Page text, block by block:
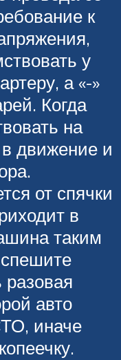
к
у
а «-»
Когда
на
в движение и
от спячки
в
таким
авто
иначе